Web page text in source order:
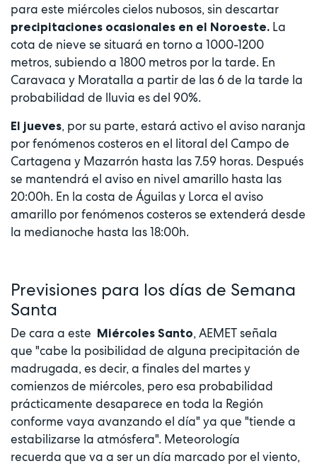
para este miércoles cielos nubosos, sin descartar
precipitaciones ocasionales en el Noroeste. La
cota de nieve se situará en torno a 1000-1200
metros, subiendo a 1800 metros por la tarde. En
Caravaca y Moratalla a partir de las 6 de la tarde la
probabilidad de lluvia es del 90%.
El jueves, por su parte, estará activo el aviso naranja
por fenómenos costeros en el litoral del Campo de
Cartagena y Mazarrón hasta las 7.59 horas. Después
se mantendrá el aviso en nivel amarillo hasta las
20:00h. En la costa de Águilas y Lorca el aviso
amarillo por fenómenos costeros se extenderá desde
la medianoche hasta las 18:00h.
Previsiones para los días de Semana
Santa
De cara a este Miércoles Santo, AEMET señala
que "cabe la posibilidad de alguna precipitación de
madrugada, es decir, a finales del martes y
comienzos de miércoles, pero esa probabilidad
prácticamente desaparece en toda la Región
conforme vaya avanzando el día" ya que "tiende a
estabilizarse la atmósfera". Meteorología
recuerda que va a ser un día marcado por el viento,